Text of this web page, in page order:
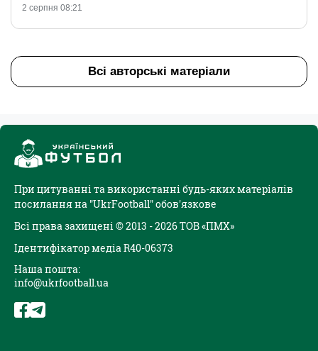
2 серпня 08:21
Всі авторські матеріали
При цитуванні та використанні будь-яких матеріалів
посилання на "UkrFootball" обов'язкове
Всі права захищені © 2013 - 2026 ТОВ «ПМХ»
Ідентифікатор медіа R40-06373
Наша пошта:
info@ukrfootball.ua